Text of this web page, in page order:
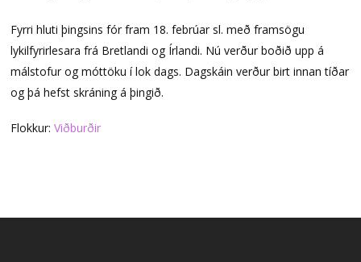
Fyrri hluti þingsins fór fram 18. febrúar sl. með framsögu
lykilfyrirlesara frá Bretlandi og Írlandi. Nú verður boðið upp á
málstofur og móttöku í lok dags. Dagskáin verður birt innan tíðar
og þá hefst skráning á þingið.
Flokkur:Viðburðir